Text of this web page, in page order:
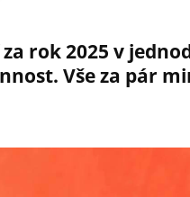
rok 2025 v
Vše za pár